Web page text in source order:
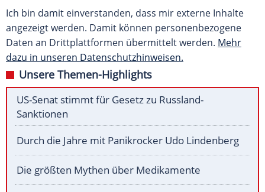
Ich bin damit einverstanden, dass mir externe Inhalte
angezeigt werden. Damit können personenbezogene
Daten an Drittplattformen übermittelt werden. Mehr
dazu in unseren Datenschutzhinweisen.
Unsere Themen-Highlights
US-Senat stimmt für Gesetz zu Russland-
Sanktionen
Durch die Jahre mit Panikrocker Udo Lindenberg
Die größten Mythen über Medikamente